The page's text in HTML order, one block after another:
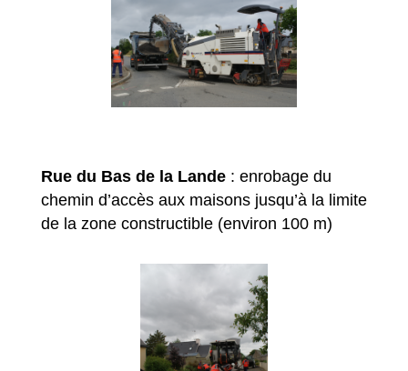
Rue du Bas de la Lande : enrobage du
chemin d’accès aux maisons jusqu’à la limite
de la zone constructible (environ 100 m)